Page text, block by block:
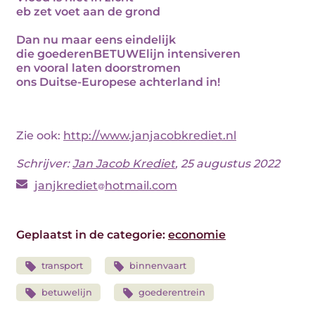
eb zet voet aan de grond
Dan nu maar eens eindelijk
die goederenBETUWElijn intensiveren
en vooral laten doorstromen
ons Duitse-Europese achterland in!
Zie ook: http://www.janjacobkrediet.nl
Schrijver:Jan Jacob Krediet, 25 augustus 2022
janjkrediet hotmail.com
Geplaatst in de categorie: economie
transport binnenvaart
betuwelijn goederentrein